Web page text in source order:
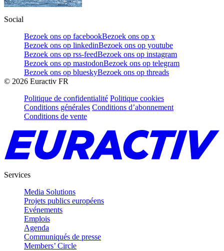
Social
Bezoek ons op facebookBezoek ons op x
Bezoek ons op linkedinBezoek ons op youtube
Bezoek ons op rss-feedBezoek ons op instagram
Bezoek ons op mastodonBezoek ons op telegram
Bezoek ons op blueskyBezoek ons op threads
© 2026 Euractiv FR
Politique de confidentialité Politique cookies
Conditions générales Conditions d’abonnement
Conditions de vente
Services
Media Solutions
Projets publics européens
Evénements
Emplois
Agenda
Communiqués de presse
Members’ Circle